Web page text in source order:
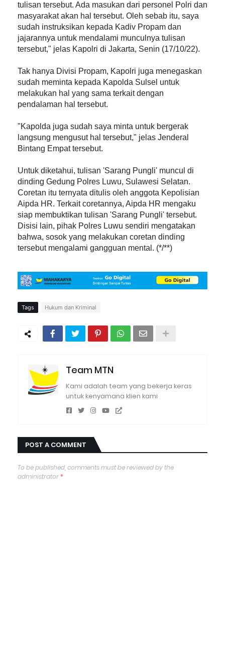
tulisan tersebut. Ada masukan dari personel Polri dan
masyarakat akan hal tersebut. Oleh sebab itu, saya
sudah instruksikan kepada Kadiv Propam dan
jajarannya untuk mendalami munculnya tulisan
tersebut," jelas Kapolri di Jakarta, Senin (17/10/22).
Tak hanya Divisi Propam, Kapolri juga menegaskan
sudah meminta kepada Kapolda Sulsel untuk
melakukan hal yang sama terkait dengan
pendalaman hal tersebut.
"Kapolda juga sudah saya minta untuk bergerak
langsung mengusut hal tersebut," jelas Jenderal
Bintang Empat tersebut.
Untuk diketahui, tulisan 'Sarang Pungli' muncul di
dinding Gedung Polres Luwu, Sulawesi Selatan.
Coretan itu ternyata ditulis oleh anggota Kepolisian
Aipda HR. Terkait coretannya, Aipda HR mengaku
siap membuktikan tulisan 'Sarang Pungli' tersebut.
Disisi lain, pihak Polres Luwu sendiri mengatakan
bahwa, sosok yang melakukan coretan dinding
tersebut mengalami gangguan mental. (*/**)
Tags Hukum dan Kriminal
Team MTN
Kami adalah team yang bekerja keras
untuk kenyamana klien kami
POST A COMMENT
To be published, comments must be reviewed by the
administrator*